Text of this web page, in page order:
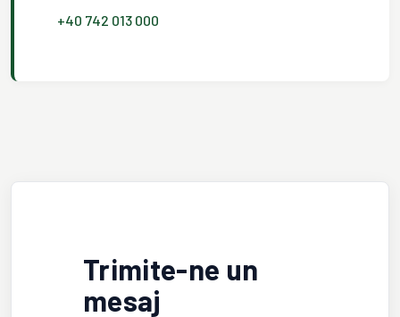
+40 742 013 000
Trimite-ne un
mesaj